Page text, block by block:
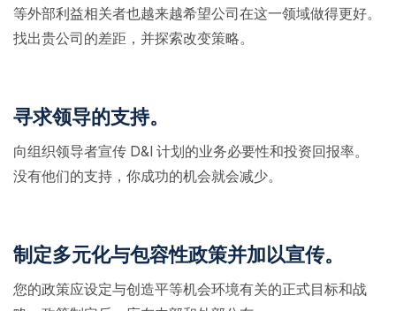
等外部利益相关者也越来越希望公司在这一领域做得更好。
找出贵公司的差距，并探索改变策略。
寻求领导的支持。
向组织领导者宣传 D&I 计划的业务必要性和投资回报率。
没有他们的支持，你成功的机会就会减少。
制定多元化与包容性政策并加以宣传。
您的政策应设定与创造平等机会环境有关的正式目标和战